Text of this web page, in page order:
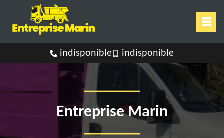
indisponible indisponible
Entreprise Marin